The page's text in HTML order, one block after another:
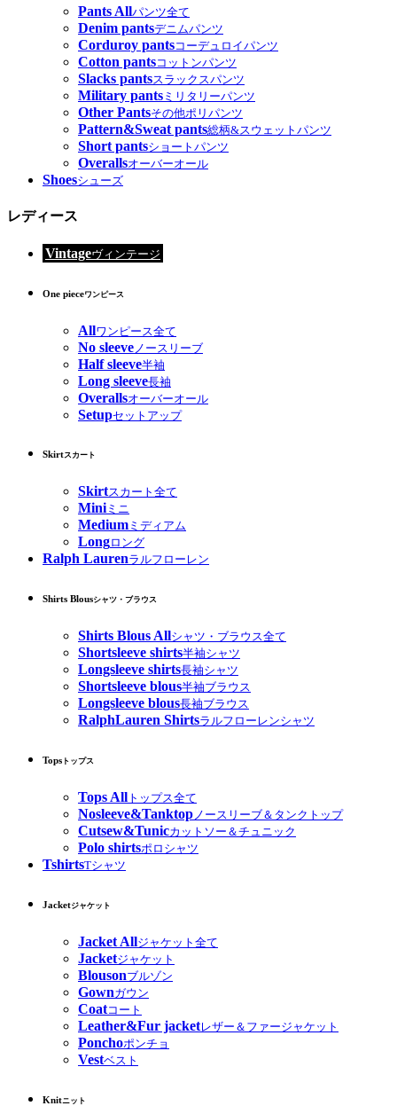
Pants Allパンツ全て
Denim pantsデニムパンツ
Corduroy pantsコーデュロイパンツ
Cotton pantsコットンパンツ
Slacks pantsスラックスパンツ
Military pants ミリタリーパンツ
Other Pantsその他ポリパンツ
Pattern&Sweat pants総柄&スウェットパンツ
Short pantsショートパンツ
Overallsオーバーオール
Shoesシューズ
レディース
Vintageヴィンテージ
One pieceワンピース
Allワンピース全て
No sleeve ノースリーブ
Half sleeve半袖
Long sleeve長袖
Overallsオーバーオール
Setupセットアップ
Skirtスカート
Skirtスカート全て
Miniミニ
Medium ミディアム
Longロング
Ralph Laurenラルフローレン
Shirts Blousシャツ・ブラウス
Shirts Blous Allシャツ・ブラウス全て
Shortsleeve shirts半袖シャツ
Longsleeve shirts長袖シャツ
Shortsleeve blous半袖ブラウス
Longsleeve blous長袖ブラウス
RalphLauren Shirtsラルフローレンシャツ
Tops トップス
Tops All トップス全て
Nosleeve&Tanktopノースリーブ＆タンクトップ
Cutsew&Tunicカットソー＆チュニック
Polo shirtsポロシャツ
TshirtsTシャツ
Jacketジャケット
Jacket Allジャケット全て
Jacketジャケット
Blousonブルゾン
Gownガウン
Coatコート
Leather&Fur jacketレザー＆ファージャケット
Ponchoポンチョ
Vestベスト
Knitニット